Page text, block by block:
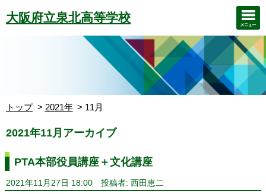
大阪府立泉北高等学校
トップ 2021年 11月
2021年11月アーカイブ
PTA本部役員講座＋文化講座
2021年11月27日 18:00 投稿者: 西田恵二